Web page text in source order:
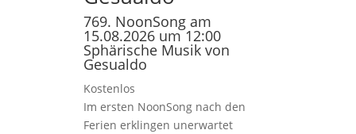
769. NoonSong am
15.08.2026 um 12:00
Sphärische Musik von
Gesualdo
Kostenlos
Im ersten NoonSong nach den
Ferien erklingen unerwartet